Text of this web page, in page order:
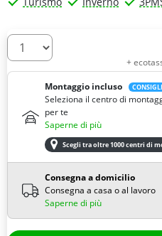
Quantità
+
Montaggio incluso
Seleziona il centro di
per te
Saperne di più
Scegli tra oltre 1000 centri di
Consegna a domicilio
Consegna a casa o al lavoro
Saperne di più